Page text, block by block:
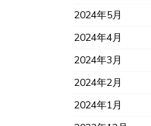
2024年5月
2024年4月
2024年3月
2024年2月
2024年1月